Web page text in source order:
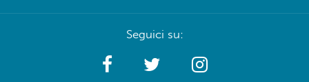
Seguici su: